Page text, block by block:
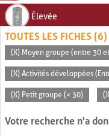
Élevée
TOUTES LES FICHES (6)
(X) Moyen groupe (entre 30
(X) Activités développées
(X) Petit groupe (< 30)
Votre recherche n'a